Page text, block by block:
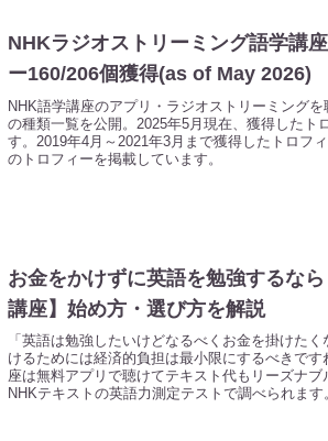
NHKラジオストリーミング語学講
ー160/206個獲得(as of May 2026)
NHK語学講座のアプリ・ラジオストリーミング
の種類一覧を公開。2025年5月現在、獲得したト
す。2019年4月～2021年3月まで獲得したトロフ
のトロフィーを掲載しています。
お金をかけずに英語を勉強するな
講座】始め方・選び方を解説
「英語は勉強したいけどなるべくお金を掛けた
けるためには経済的負担は最小限にするべきで
座は無料アプリで聴けてテキスト代もリーズナ
NHKテキストの英語力測定テストで調べられます